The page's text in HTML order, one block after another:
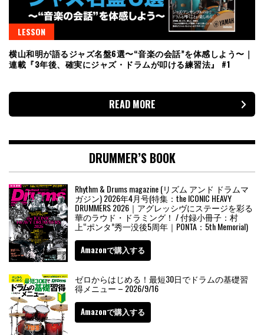
LESSON
横山和明が語るジャズ名盤6選〜“音楽の会話”を体感しよう〜｜
連載『3年後、確実にジャズ・ドラムが叩ける練習法』 #1
READ MORE
DRUMMER’S BOOK
Rhythm & Drums magazine (リズム アンド ドラムマ
ガジン) 2026年4月号(特集：the ICONIC HEAVY
DRUMMERS 2026｜アグレッシヴにステージを彩る
華のラウド・ドラミング！ / 付録小冊子：村
上“ポンタ”秀一没後5周年｜PONTA：5th Memorial)
Amazonで購入する
ゼロからはじめる！最短30日でドラムの基礎習
得メニュー – 2026/9/16
Amazonで購入する